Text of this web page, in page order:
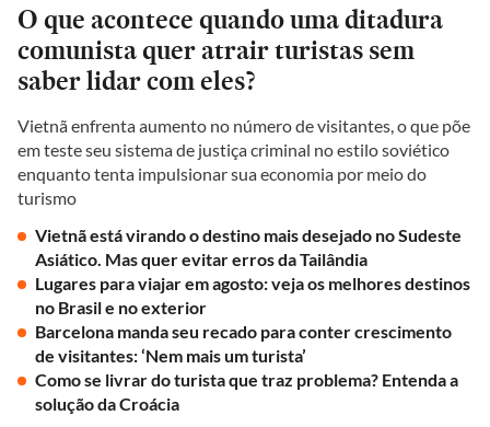
O que acontece quando uma ditadura
comunista quer atrair turistas sem
saber lidar com eles?
Vietnã enfrenta aumento no número de visitantes, o que põe
em teste seu sistema de justiça criminal no estilo soviético
enquanto tenta impulsionar sua economia por meio do
turismo
Vietnã está virando o destino mais desejado no Sudeste
Asiático. Mas quer evitar erros da Tailândia
Lugares para viajar em agosto: veja os melhores destinos
no Brasil e no exterior
Barcelona manda seu recado para conter crescimento
de visitantes: ‘Nem mais um turista’
Como se livrar do turista que traz problema? Entenda a
solução da Croácia